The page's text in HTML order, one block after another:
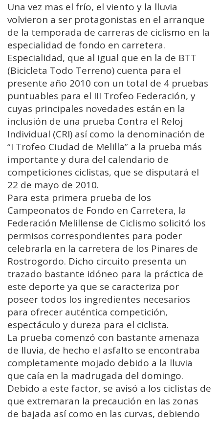
Una vez mas el frío, el viento y la lluvia
volvieron a ser protagonistas en el arranque
de la temporada de carreras de ciclismo en la
especialidad de fondo en carretera.
Especialidad, que al igual que en la de BTT
(Bicicleta Todo Terreno) cuenta para el
presente año 2010 con un total de 4 pruebas
puntuables para el III Trofeo Federación, y
cuyas principales novedades están en la
inclusión de una prueba Contra el Reloj
Individual (CRI) así como la denominación de
“I Trofeo Ciudad de Melilla” a la prueba más
importante y dura del calendario de
competiciones ciclistas, que se disputará el
22 de mayo de 2010.
Para esta primera prueba de los
Campeonatos de Fondo en Carretera, la
Federación Melillense de Ciclismo solicitó los
permisos correspondientes para poder
celebrarla en la carretera de los Pinares de
Rostrogordo. Dicho circuito presenta un
trazado bastante idóneo para la práctica de
este deporte ya que se caracteriza por
poseer todos los ingredientes necesarios
para ofrecer auténtica competición,
espectáculo y dureza para el ciclista.
La prueba comenzó con bastante amenaza
de lluvia, de hecho el asfalto se encontraba
completamente mojado debido a la lluvia
que caía en la madrugada del domingo.
Debido a este factor, se avisó a los ciclistas de
que extremaran la precaución en las zonas
de bajada así como en las curvas, debiendo